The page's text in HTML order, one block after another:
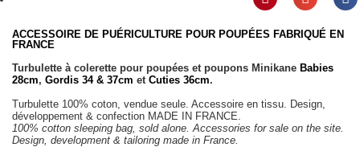
ACCESSOIRE DE PUÉRICULTURE POUR POUPÉES FABRIQUÉ EN
FRANCE
Turbulette à colerette pour poupées et poupons Minikane Babies
28cm, Gordis 34 & 37cm et Cuties 36cm.
Turbulette 100% coton, vendue seule. Accessoire en tissu. Design,
développement & confection MADE IN FRANCE.
100% cotton sleeping bag, sold alone. Accessories for sale on the site.
Design, development & tailoring made in France.